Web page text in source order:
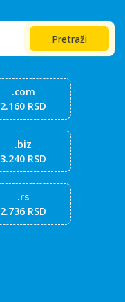
Pretraži
.com
2.160 RSD
.biz
3.240 RSD
.rs
2.736 RSD